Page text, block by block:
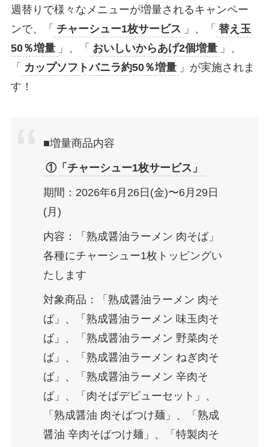
週替りで様々なメニューが増量されるキャンペー
ンで、「 チャーシュー1枚サービス 」、「 替え玉
50％増量 」、「 おいしいからあげ2個増量 」、
「 カップソフトバニラ約50％増量 」が実施されま
す！
■増量商品内容
①「チャーシュー1枚サービス」
期間：2026年6月26日(金)〜6月29日
(月)
内容：「熟成醤油ラーメン 肉そば」
各種にチャーシュー1枚トッピングい
たします
対象商品：「熟成醤油ラーメン 肉そ
ば」、「熟成醤油ラーメン 味玉肉そ
ば」、「熟成醤油ラーメン 野菜肉そ
ば」、「熟成醤油ラーメン ねぎ肉そ
ば」、「熟成醤油ラーメン 辛肉そ
ば」、「肉そばデビューセット」、
「熟成醤油 肉そばつけ麺」、「熟成
醤油 辛肉そばつけ麺」、「特製肉そ